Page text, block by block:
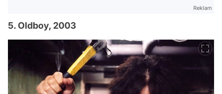
Reklam
5. Oldboy, 2003